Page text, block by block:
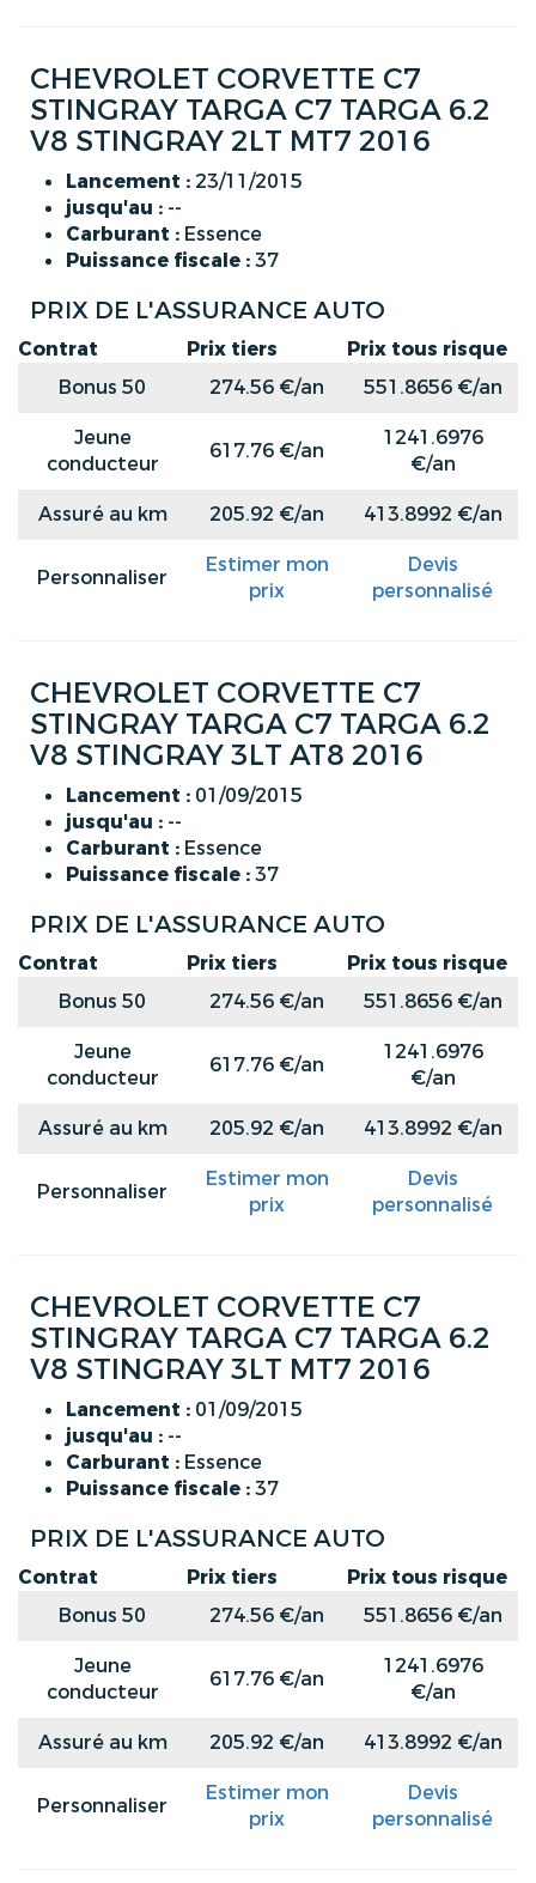
CHEVROLET CORVETTE C7
STINGRAY TARGA C7 TARGA 6.2
V8 STINGRAY 2LT MT7 2016
Lancement : 23/11/2015
jusqu'au : --
Carburant : Essence
Puissance fiscale :37
PRIX DE L'ASSURANCE AUTO
Contrat Prix tiers
Prix tous risque
Bonus 50
274.56 €/an
551.8656 €/an
Jeune
conducteur
617.76 €/an
1241.6976
€/an
Assuré au km
205.92 €/an 413.8992 €/an
Personnaliser
Estimer mon
prix
Devis
personnalisé
CHEVROLET CORVETTE C7
STINGRAY TARGA C7 TARGA 6.2
V8 STINGRAY 3LT AT8 2016
Lancement : 01/09/2015
jusqu'au : --
Carburant : Essence
Puissance fiscale :37
PRIX DE L'ASSURANCE AUTO
Contrat Prix tiers
Prix tous risque
Bonus 50
274.56 €/an
551.8656 €/an
Jeune
conducteur
617.76 €/an
1241.6976
€/an
Assuré au km
205.92 €/an 413.8992 €/an
Personnaliser
Estimer mon
prix
Devis
personnalisé
CHEVROLET CORVETTE C7
STINGRAY TARGA C7 TARGA 6.2
V8 STINGRAY 3LT MT7 2016
Lancement : 01/09/2015
jusqu'au : --
Carburant : Essence
Puissance fiscale :37
PRIX DE L'ASSURANCE AUTO
Contrat Prix tiers
Prix tous risque
Bonus 50
274.56 €/an
551.8656 €/an
Jeune
conducteur
617.76 €/an
1241.6976
€/an
Assuré au km
205.92 €/an 413.8992 €/an
Personnaliser
Estimer mon
prix
Devis
personnalisé